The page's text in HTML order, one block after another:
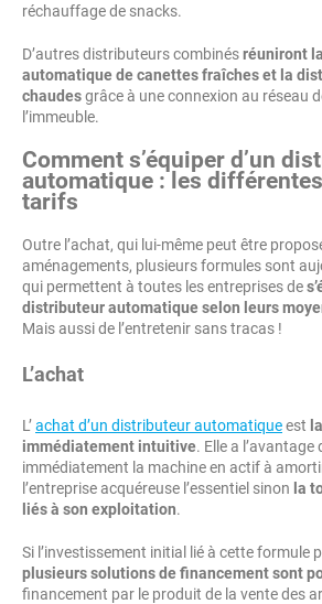
réchauffage de snacks.
D’autres distributeurs combinésréuniront
automatique de canettes fraîches et la
chaudesgrâce à une connexion au réseau
l’immeuble.
Comment s’équiper d’un
automatique : les
tarifs
Outre l’achat, qui lui-même peut être
aménagements, plusieurs formules sont
qui permettent à toutes les entreprises de
distributeur automatique selon leurs
Mais aussi de l’entretenir sans tracas !
L’achat
L’achat d’un distributeur automatiqueest
immédiatement intuitive. Elle a
immédiatement la machine en actif à
l’entreprise acquéreuse l’essentiel sinon la
liés à son exploitation.
Si l’investissement initial lié à cette formule
plusieurs solutions de financement sont
financement par le produit de la vente des